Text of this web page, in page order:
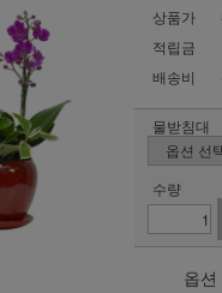
상품가
적립금
배송비
물받침대
수량
옵